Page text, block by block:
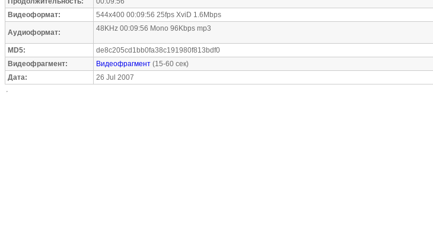
Видеоформат:
544x400 00:09:56 25fps XviD 1.6Mbps
Аудиоформат: 48KHz 00:09:56 Mono 96Kbps mp3
MD5:
de8c205cd1bb0fa38c191980f813bdf0
Видеофрагмент:
Видеофрагмент (15-60 сек)
Дата:
26 Jul 2007